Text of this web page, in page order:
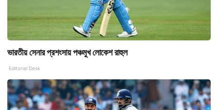
ভারতীয় সেনার প্রশংসায় পঞ্চমুখ লোকেশ রাহুল
Editorial Desk